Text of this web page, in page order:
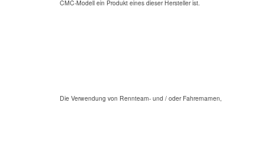
CMC-Modell ein Produkt eines dieser Hersteller ist.
Die Verwendung von Rennteam- und / oder Fahrernamen,